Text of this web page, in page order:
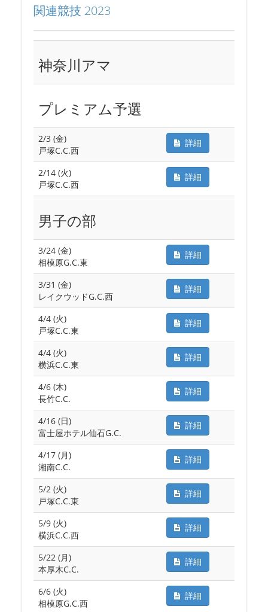
関連競技 2023
神奈川アマ
プレミアム予選
2/3 (金)
戸塚C.C.西
詳細
2/14 (火)
戸塚C.C.西
詳細
男子の部
3/24 (金)
相模原G.C.東
詳細
3/31 (金)
レイクウッドG.C.西
詳細
4/4 (火)
戸塚C.C.東
詳細
4/4 (火)
横浜C.C.東
詳細
4/6 (木)
長竹C.C.
詳細
4/16 (日)
富士屋ホテル仙石G.C.
詳細
4/17 (月)
湘南C.C.
詳細
5/2 (火)
戸塚C.C.東
詳細
5/9 (火)
横浜C.C.西
詳細
5/22 (月)
本厚木C.C.
詳細
6/6 (火)
相模原G.C.西
詳細